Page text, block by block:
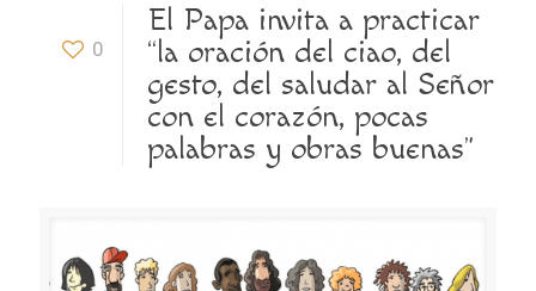
0
El Papa invita a practicar
“la oración del ciao, del
gesto, del saludar al Señor
con el corazón, pocas
palabras y obras buenas”